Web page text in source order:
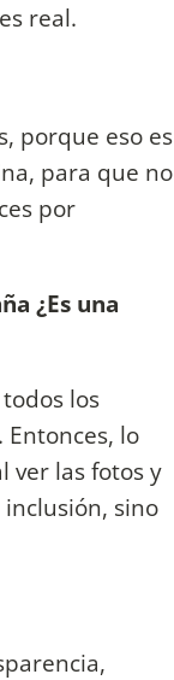
real.
porque eso es
para que no
por
¿Es una
los
lo
ver las fotos y
sino